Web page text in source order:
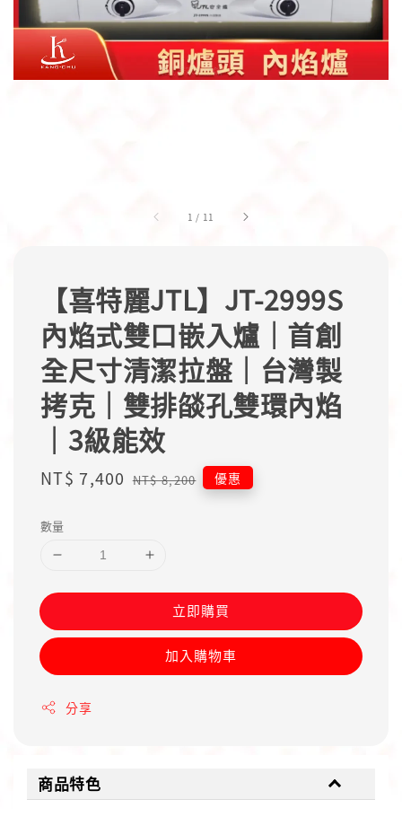
1 / 11
【喜特麗JTL】JT-2999S
內焰式雙口嵌入爐｜首創
全尺寸清潔拉盤｜台灣製
拷克｜雙排燄孔雙環內焰
｜3級能效
Sale
NT$ 7,400 Regular
NT$ 8,200 優惠
數量
立即購買
加入購物車
分享
商品特色